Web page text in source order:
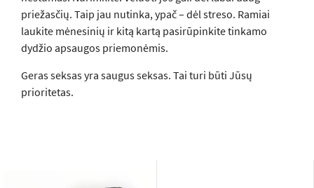
priežasčių. Taip jau nutinka, ypač – dėl streso. Ramiai
laukite mėnesinių ir kitą kartą pasirūpinkite tinkamo
dydžio apsaugos priemonėmis.
Geras seksas yra saugus seksas. Tai turi būti Jūsų
prioritetas.